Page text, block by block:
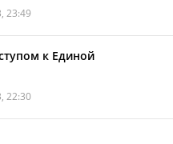
23:49
к Единой
22:30